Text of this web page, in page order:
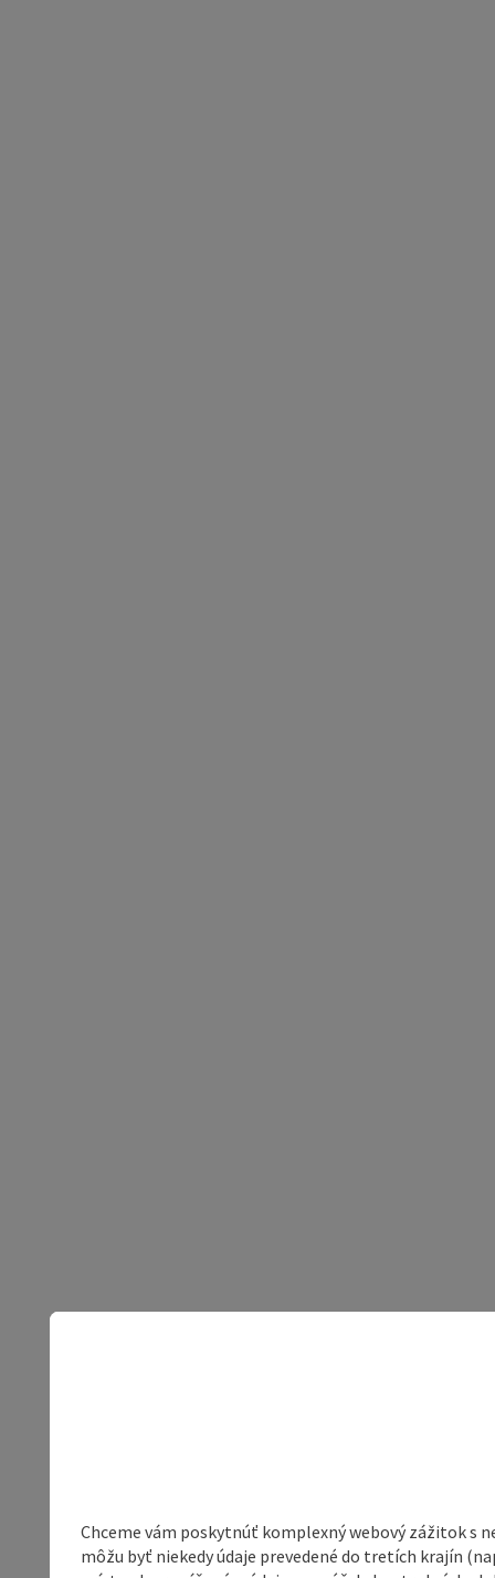
Chceme vám poskytnúť komplexný webový zážitok s
môžu byť niekedy údaje prevedené do tretích krajín